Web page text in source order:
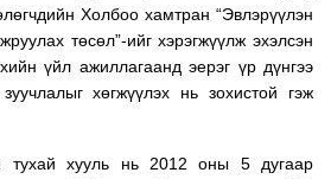
Холбоо хамтран “Эвлэрүүлэн
төсөл”-ийг хэрэгжүүлж эхэлсэн
үйл ажиллагаанд эерэг үр дүнгээ
хөгжүүлэх нь зохистой гэж
тухай хууль нь 2012 оны 5 дугаар